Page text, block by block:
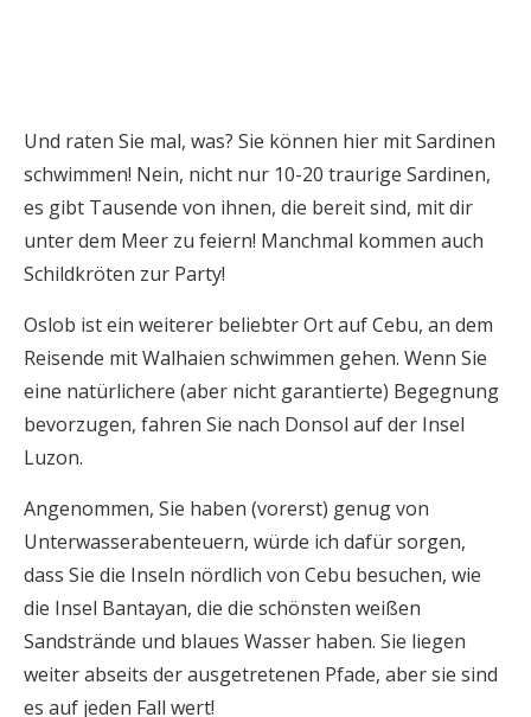
Und raten Sie mal, was? Sie können hier mit Sardinen
schwimmen! Nein, nicht nur 10-20 traurige Sardinen,
es gibt Tausende von ihnen, die bereit sind, mit dir
unter dem Meer zu feiern! Manchmal kommen auch
Schildkröten zur Party!
Oslob ist ein weiterer beliebter Ort auf Cebu, an dem
Reisende mit Walhaien schwimmen gehen. Wenn Sie
eine natürlichere (aber nicht garantierte) Begegnung
bevorzugen, fahren Sie nach Donsol auf der Insel
Luzon.
Angenommen, Sie haben (vorerst) genug von
Unterwasserabenteuern, würde ich dafür sorgen,
dass Sie die Inseln nördlich von Cebu besuchen, wie
die Insel Bantayan, die die schönsten weißen
Sandstrände und blaues Wasser haben. Sie liegen
weiter abseits der ausgetretenen Pfade, aber sie sind
es auf jeden Fall wert!